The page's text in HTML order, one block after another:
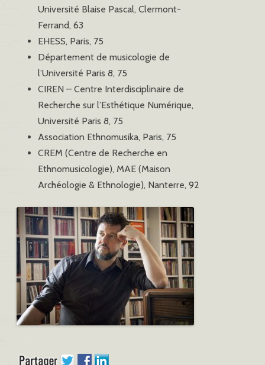
Université Blaise Pascal, Clermont-
Ferrand, 63
EHESS, Paris, 75
Département de musicologie de
l’Université Paris 8, 75
CIREN – Centre Interdisciplinaire de
Recherche sur l’Esthétique Numérique,
Université Paris 8, 75
Association Ethnomusika, Paris, 75
CREM (Centre de Recherche en
Ethnomusicologie), MAE (Maison
Archéologie & Ethnologie), Nanterre, 92